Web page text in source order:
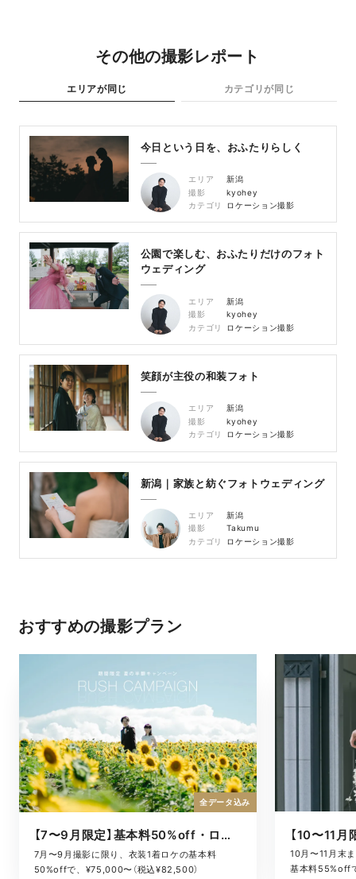
その他の撮影レポート
エリアが同じ カテゴリが同じ
今日という日を、おふたりらしく
エリア
新潟
撮影
kyohey
カテゴリ
ロケーション撮影
公園で楽しむ、おふたりだけのフォト
ウェディング
エリア
新潟
撮影
kyohey
カテゴリ
ロケーション撮影
笑顔が主役の和装フォト
エリア
新潟
撮影
kyohey
カテゴリ
ロケーション撮影
新潟｜家族と紡ぐフォトウェディング
エリア
新潟
撮影
Takumu
カテゴリ
ロケーション撮影
おすすめの撮影プラン
【7〜9月限定】基本料50%off・ロケキャンペーン
7月〜9月撮影に限り、衣装1着ロケの基本料
50%offで、¥75,000〜（税込¥82,500）
全データ込み
10月〜11月末
基本料55%off